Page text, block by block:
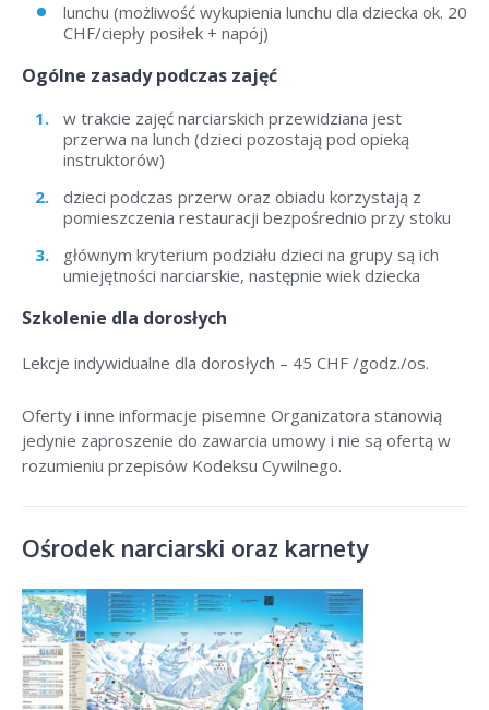
lunchu (możliwość wykupienia lunchu dla dziecka ok. 20
CHF/ciepły posiłek + napój)
Ogólne zasady podczas zajęć
w trakcie zajęć narciarskich przewidziana jest
przerwa na lunch (dzieci pozostają pod opieką
instruktorów)
dzieci podczas przerw oraz obiadu korzystają z
pomieszczenia restauracji bezpośrednio przy stoku
głównym kryterium podziału dzieci na grupy są ich
umiejętności narciarskie, następnie wiek dziecka
Szkolenie dla dorosłych
Lekcje indywidualne dla dorosłych – 45 CHF /godz./os.
Oferty i inne informacje pisemne Organizatora stanowią
jedynie zaproszenie do zawarcia umowy i nie są ofertą w
rozumieniu przepisów Kodeksu Cywilnego.
Ośrodek narciarski oraz karnety